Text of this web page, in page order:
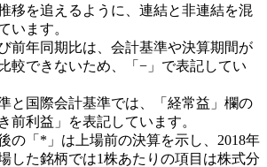
移を追えるように、連結と非連結を混
います。
前年同期比は、会計基準や決算期間が
較できないため、「−」で表記してい
と国際会計基準では、「経常益」欄の
前利益」を表記しています。
の「*」は上場前の決算を示し、2018年
した銘柄では1株あたりの項目は株式分